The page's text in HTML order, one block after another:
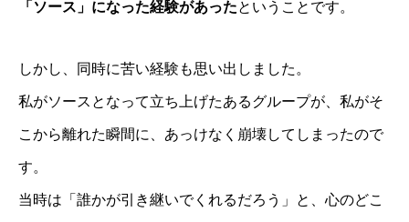
「ソース」になった経験があったということです。
しかし、同時に苦い経験も思い出しました。
私がソースとなって立ち上げたあるグループが、私がそ
こから離れた瞬間に、あっけなく崩壊してしまったので
す。
当時は「誰かが引き継いでくれるだろう」と、心のどこ